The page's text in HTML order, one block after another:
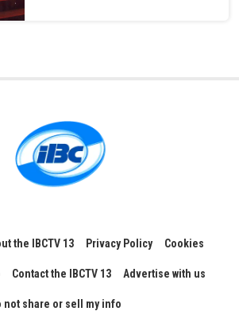
the IBCTV 13 Privacy Policy Cookies
Contact the IBCTV 13 Advertise with us
not share or sell my info